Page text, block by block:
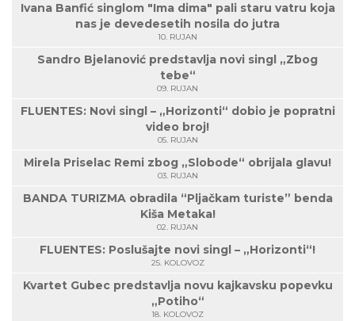
Ivana Banfić singlom "Ima dima" pali staru vatru koja
nas je devedesetih nosila do jutra
10. RUJAN
Sandro Bjelanović predstavlja novi singl „Zbog
tebe“
09. RUJAN
FLUENTES: Novi singl – „Horizonti“ dobio je popratni
video broj!
05. RUJAN
Mirela Priselac Remi zbog „Slobode“ obrijala glavu!
03. RUJAN
BANDA TURIZMA obradila “Pljačkam turiste” benda
Kiša Metaka!
02. RUJAN
FLUENTES: Poslušajte novi singl – „Horizonti“!
25. KOLOVOZ
Kvartet Gubec predstavlja novu kajkavsku popevku
„Potiho“
18. KOLOVOZ